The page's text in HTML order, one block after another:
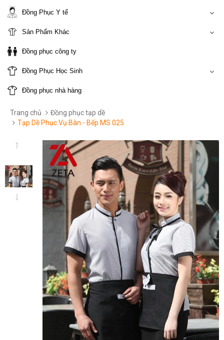
Đồng Phục Y tế
Sản Phẩm Khác
Đồng phục công ty
Đồng Phục Học Sinh
Đồng phục nhà hàng
Trang chủ
Đồng phục tạp dề
Tạp Dề Phục Vụ Bàn - Bếp MS 025